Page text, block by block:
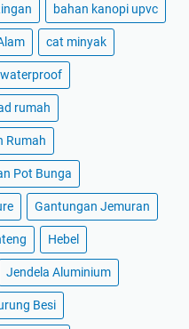
bahan kanopi upvc
cat minyak
rumah
Rumah
Pot Bunga
Gantungan Jemuran
Hebel
Jendela Aluminium
Besi